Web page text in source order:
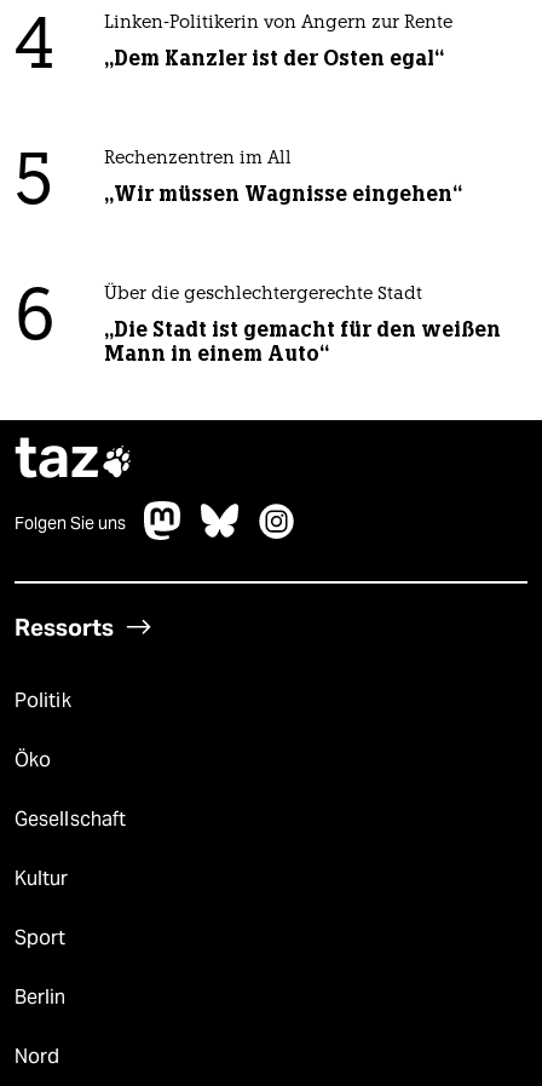
4 Linken-Politikerin von Angern zur Rente
„Dem Kanzler ist der Osten egal“
5 Rechenzentren im All
„Wir müssen Wagnisse eingehen“
6 Über die geschlechtergerechte Stadt
„Die Stadt ist gemacht für den weißen
Mann in einem Auto“
taz
Folgen Sie uns
Ressorts
Politik
Öko
Gesellschaft
Kultur
Sport
Berlin
Nord